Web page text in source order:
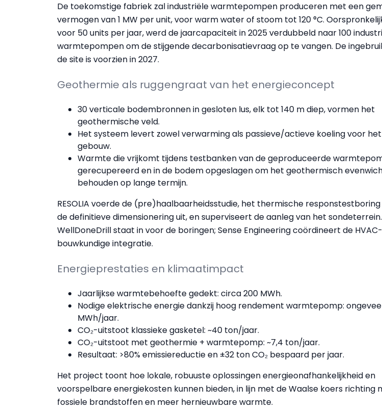
De toekomstige fabriek zal industriële warmtepompen produceren met een
vermogen van 1 MW per unit, voor warm water of stoom tot 120 °C.
voor 50 units per jaar, werd de jaarcapaciteit in 2025 verdubbeld naar 100
warmtepompen om de stijgende decarbonisatievraag op te vangen. De
de site is voorzien in 2027.
Geothermie als ruggengraat van het energieconcept
30 verticale bodembronnen in gesloten lus, elk tot 140 m diep, vormen het
geothermische veld.
Het systeem levert zowel verwarming als passieve/actieve koeling voor
gebouw.
Warmte die vrijkomt tijdens testbanken van de geproduceerde
gerecupereerd en in de bodem opgeslagen om het geothermisch
behouden op lange termijn.
RESOLIA voerde de (pre)haalbaarheidsstudie, het thermische
de definitieve dimensionering uit, en superviseert de aanleg van het sondeterrein.
WellDoneDrill staat in voor de boringen; Sense Engineering coördineert de
bouwkundige integratie.
Energieprestaties en klimaatimpact
Jaarlijkse warmtebehoefte gedekt: circa 200 MWh.
Nodige elektrische energie dankzij hoog rendement warmtepomp:
MWh/jaar.
CO₂-uitstoot klassieke gasketel: ~40 ton/jaar.
CO₂-uitstoot met geothermie + warmtepomp: ~7,4 ton/jaar.
Resultaat: >80% emissiereductie en ±32 ton CO₂ bespaard per jaar.
Het project toont hoe lokale, robuuste oplossingen energieonafhankelijkheid en
voorspelbare energiekosten kunnen bieden, in lijn met de Waalse koers richting
fossiele brandstoffen en meer hernieuwbare warmte.